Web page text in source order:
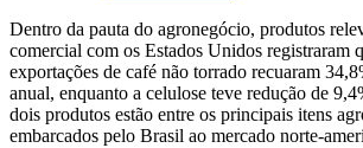
Dentro da pauta do agronegócio, produtos
comercial com os Estados Unidos registraram
exportações de café não torrado recuaram
anual, enquanto a celulose teve redução de
dois produtos estão entre os principais itens
embarcados pelo Brasil ao mercado norte-